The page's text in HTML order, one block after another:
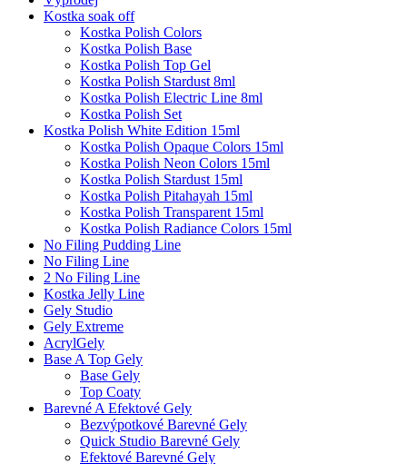
Kostka soak off
Kostka Polish Colors
Kostka Polish Base
Kostka Polish Top Gel
Kostka Polish Stardust 8ml
Kostka Polish Electric Line 8ml
Kostka Polish Set
Kostka Polish White Edition 15ml
Kostka Polish Opaque Colors 15ml
Kostka Polish Neon Colors 15ml
Kostka Polish Stardust 15ml
Kostka Polish Pitahayah 15ml
Kostka Polish Transparent 15ml
Kostka Polish Radiance Colors 15ml
No Filing Pudding Line
No Filing Line
2 No Filing Line
Kostka Jelly Line
Gely Studio
Gely Extreme
AcrylGely
Base A Top Gely
Base Gely
Top Coaty
Barevné A Efektové Gely
Bezvýpotkové Barevné Gely
Quick Studio Barevné Gely
Efektové Barevné Gely